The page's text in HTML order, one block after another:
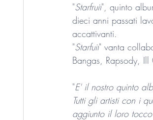
"Starfruit", quinto
dieci anni passati
accattivanti.
"Starfuit" vanta
Bangas, Rapsody, Ill
"E' il nostro quinto
Tutti gli artisti con i
aggiunto il loro